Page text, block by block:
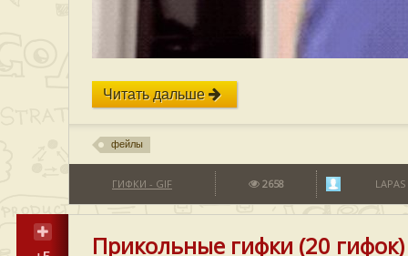
Читать дальше
фейлы
ГИФКИ - GIF 2658 LAPAS
Прикольные гифки (20